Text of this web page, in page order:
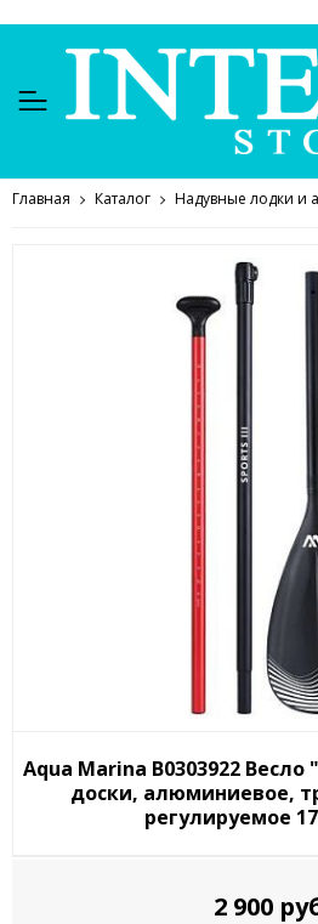
Главная Каталог Надувные лодки и
Aqua Marina B0303922 Весло
доски, алюминиевое,
регулируемое
2 900